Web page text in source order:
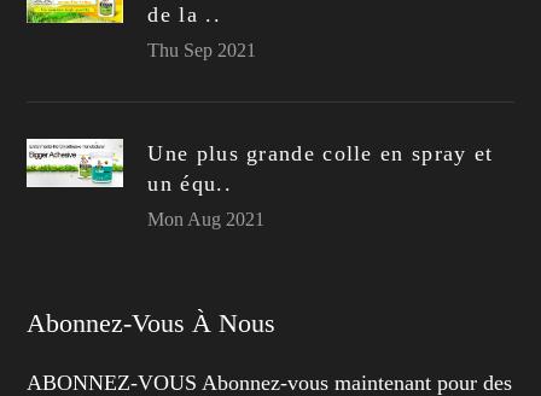
de la ..
Thu Sep 2021
Une plus grande colle en spray et
un équ..
Mon Aug 2021
Abonnez-Vous À Nous
ABONNEZ-VOUS Abonnez-vous maintenant pour des